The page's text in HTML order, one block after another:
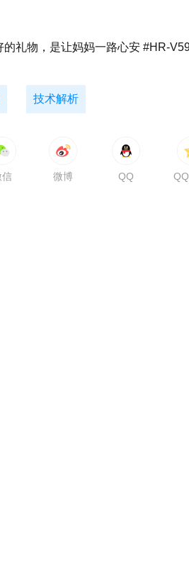
的礼物，是让妈妈一路心安 #HR-
技术解析
信 微博 QQ